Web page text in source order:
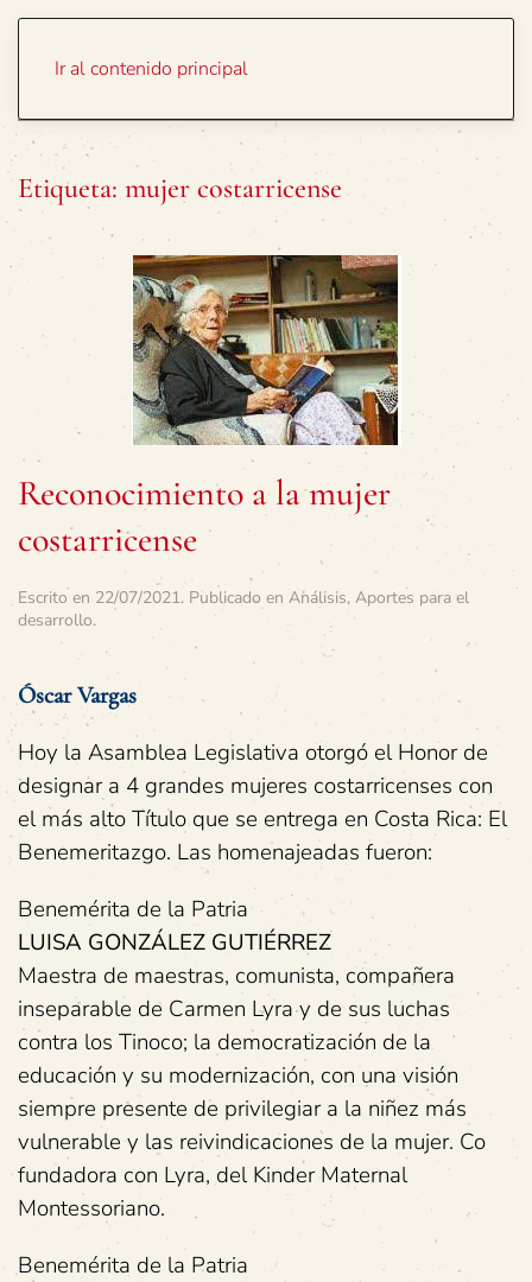
Ir al contenido principal
Etiqueta: mujer costarricense
Reconocimiento a la mujer
costarricense
Escrito en 22/07/2021. Publicado en Análisis, Aportes para el
desarrollo.
Óscar Vargas
Hoy la Asamblea Legislativa otorgó el Honor de
designar a 4 grandes mujeres costarricenses con
el más alto Título que se entrega en Costa Rica: El
Benemeritazgo. Las homenajeadas fueron:
Benemérita de la Patria
LUISA GONZÁLEZ GUTIÉRREZ
Maestra de maestras, comunista, compañera
inseparable de Carmen Lyra y de sus luchas
contra los Tinoco; la democratización de la
educación y su modernización, con una visión
siempre presente de privilegiar a la niñez más
vulnerable y las reivindicaciones de la mujer. Co
fundadora con Lyra, del Kinder Maternal
Montessoriano.
Benemérita de la Patria